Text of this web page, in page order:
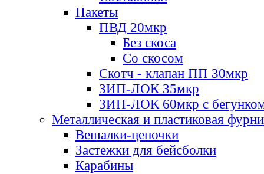
Пакеты
ПВД 20мкр
Без скоса
Со скосом
Скотч - клапан ПП 30мкр
ЗИП-ЛОК 35мкр
ЗИП-ЛОК 60мкр с
Металлическая и пластиковая
Вешалки-цепочки
Застежки для бейсболки
Карабины